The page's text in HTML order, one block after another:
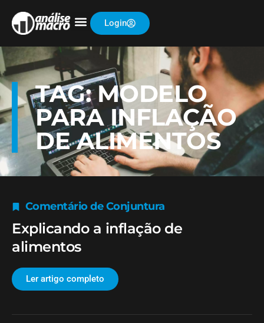
Login
TAG: MODELO
PARA INFLAÇÃO
DE ALIMENTOS
Comentário de Conjuntura
Explicando a inflação de
alimentos
Ler artigo completo